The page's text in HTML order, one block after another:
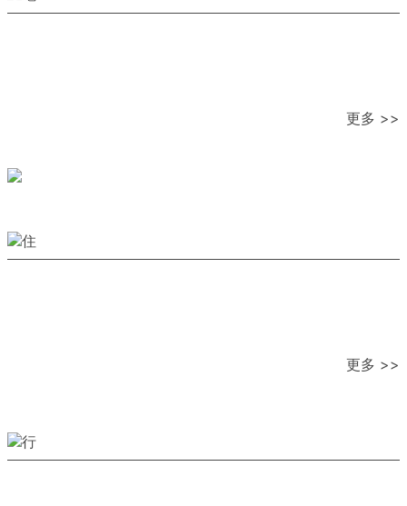
更多 >>
更多 >>